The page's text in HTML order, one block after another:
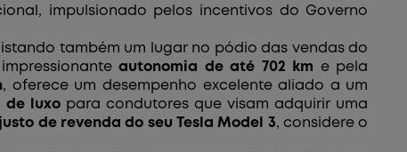
impulsionado pelos incentivos do Governo
também um lugar no pódio das vendas do
autonomia de até 702 km e pela
, oferece um desempenho excelente aliado a um
de luxo para condutores que visam adquirir uma
de revenda do seu Tesla Model 3, considere o